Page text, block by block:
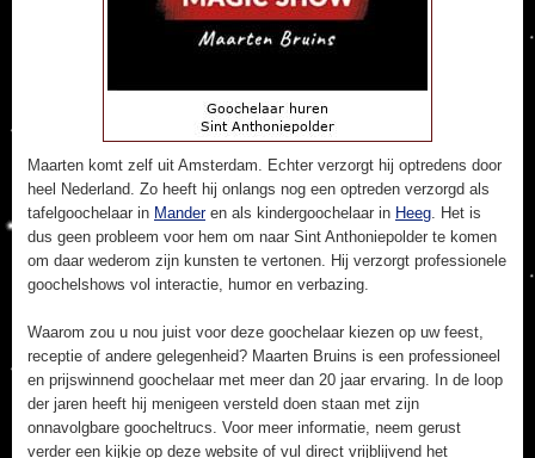
Maarten komt zelf uit Amsterdam. Echter verzorgt hij optredens door
heel Nederland. Zo heeft hij onlangs nog een optreden verzorgd als
tafelgoochelaar in Manderen als kindergoochelaar in Heeg. Het is
dus geen probleem voor hem om naar Sint Anthoniepolder te komen
om daar wederom zijn kunsten te vertonen. Hij verzorgt professionele
goochelshows vol interactie, humor en verbazing.
Waarom zou u nou juist voor deze goochelaar kiezen op uw feest,
receptie of andere gelegenheid? Maarten Bruins is een professioneel
en prijswinnend goochelaar met meer dan 20 jaar ervaring. In de loop
der jaren heeft hij menigeen versteld doen staan met zijn
onnavolgbare goocheltrucs. Voor meer informatie, neem gerust
verder een kijkje op deze website of vul direct vrijblijvend het